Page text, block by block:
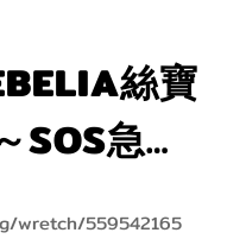
傷藥膏藥水等琳琅滿
一下那個不能擦，導致
有的藥膏……
絲寶
急救
肌
wretch/559542165